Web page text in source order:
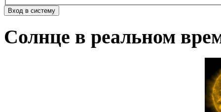
Солнце в реальном